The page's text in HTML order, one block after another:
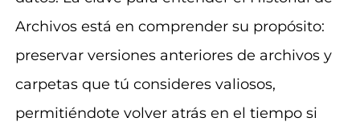
Archivos está en comprender su propósito:
preservar versiones anteriores de archivos y
carpetas que tú consideres valiosos,
permitiéndote volver atrás en el tiempo si